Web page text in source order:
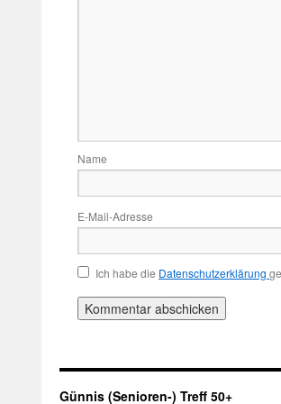
Name
E-Mail-Adresse
Ich habe die Datenschutzerklärung
Günnis (Senioren-) Treff 50+